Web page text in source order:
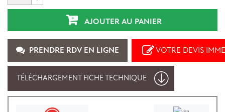
AJOUTER AU PANIER
PRENDRE RDV EN LIGNE VOTRE DEVIS
TÉLÉCHARGEMENT FICHE TECHNIQUE